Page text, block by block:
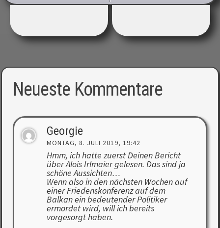
Neueste Kommentare
Georgie
MONTAG, 8. JULI 2019, 19:42
Hmm, ich hatte zuerst Deinen Bericht
über Alois Irlmaier gelesen. Das sind ja
schöne Aussichten…
Wenn also in den nächsten Wochen auf
einer Friedenskonferenz auf dem
Balkan ein bedeutender Politiker
ermordet wird, will ich bereits
vorgesorgt haben.